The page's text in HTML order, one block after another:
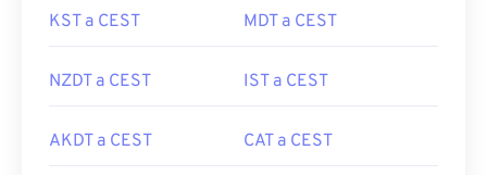
KST a CEST MDT a CEST
NZDT a CEST IST a CEST
AKDT a CEST CAT a CEST